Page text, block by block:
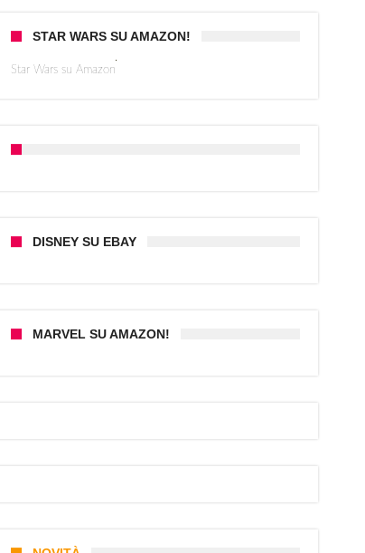
STAR WARS SU AMAZON!
Star Wars su Amazon
DISNEY SU EBAY
MARVEL SU AMAZON!